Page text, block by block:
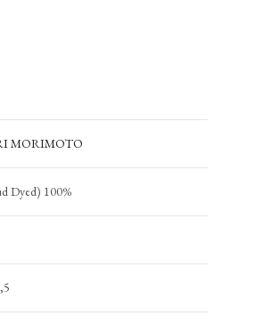
MORIMOTO
Dyed) 100%